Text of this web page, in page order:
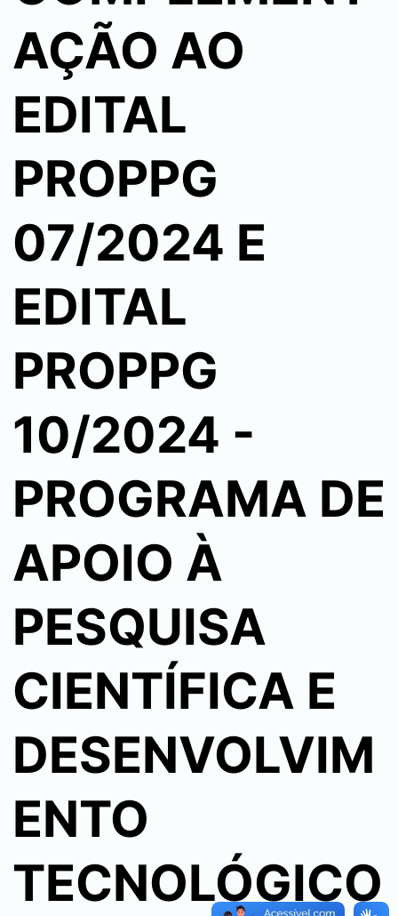
AÇÃO AO
EDITAL
PROPPG
07/2024 E
EDITAL
PROPPG
10/2024 -
PROGRAMA DE
APOIO À
PESQUISA
CIENTÍFICA E
DESENVOLVIM
ENTO
TECNOLÓGICO